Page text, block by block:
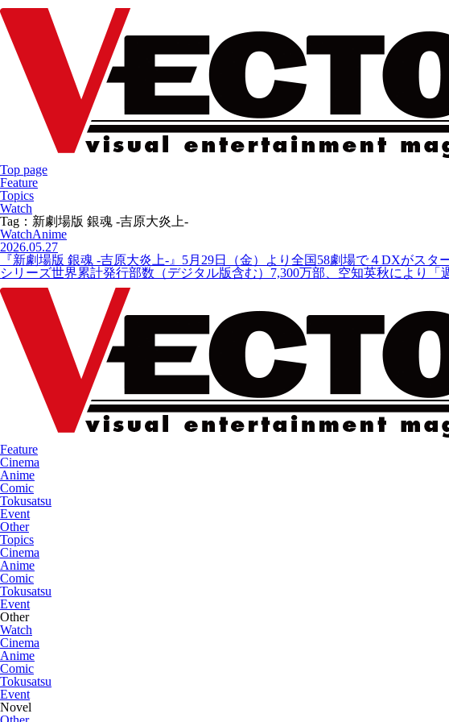
Top page
Feature
Topics
Watch
Tag：新劇場版 銀魂 -吉原大炎上-
WatchAnime
2026.05.27
『新劇場版 銀魂 -吉原大炎上-』5月29日（金）より全国58劇場で４DXがスタ
シリーズ世界累計発行部数（デジタル版含む）7,300万部、空知英秋により
Feature
Cinema
Anime
Comic
Tokusatsu
Event
Other
Topics
Cinema
Anime
Comic
Tokusatsu
Event
Other
Watch
Cinema
Anime
Comic
Tokusatsu
Event
Novel